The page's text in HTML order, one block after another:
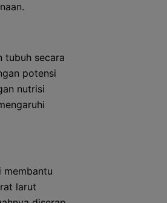
tubuh secara
potensi
nutrisi
larut